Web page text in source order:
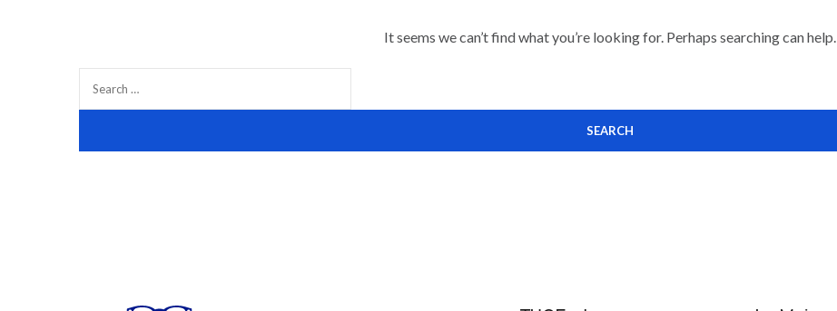
It seems we can’t find what you’re looking for. Perhaps searching can help.